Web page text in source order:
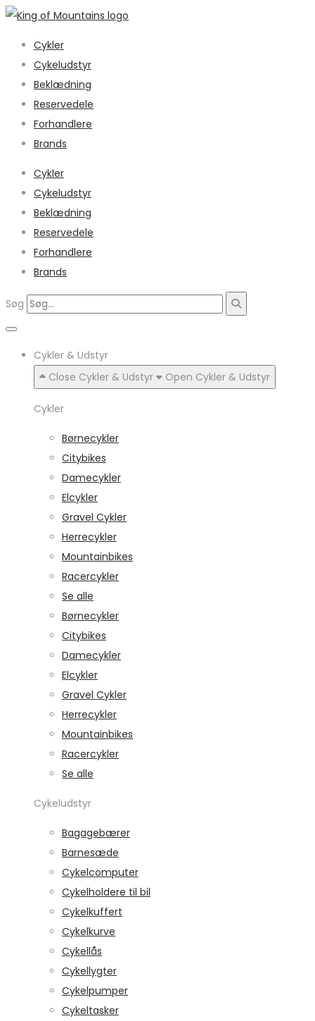
Cykler
Cykeludstyr
Beklædning
Reservedele
Forhandlere
Brands
Cykler
Cykeludstyr
Beklædning
Reservedele
Forhandlere
Brands
Søg
Cykler & Udstyr
Close Cykler & Udstyr
Open Cykler & Udstyr
Cykler
Børnecykler
Citybikes
Damecykler
Elcykler
Gravel Cykler
Herrecykler
Mountainbikes
Racercykler
Se alle
Børnecykler
Citybikes
Damecykler
Elcykler
Gravel Cykler
Herrecykler
Mountainbikes
Racercykler
Se alle
Cykeludstyr
Bagagebærer
Barnesæde
Cykelcomputer
Cykelholdere til bil
Cykelkuffert
Cykelkurve
Cykellås
Cykellygter
Cykelpumper
Cykeltasker